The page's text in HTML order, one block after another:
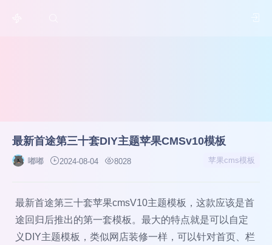
最新首途第三十套DIY主题苹果CMSv10模板
嘟嘟 2024-08-04 8028 苹果cms模板
最新首途第三十套苹果cmsV10主题模板，这款应该是首
途回归后推出的第一套模板。最大的特点就是可以自定
义DIY主题模板，类似网店装修一样，可以针对首页、栏